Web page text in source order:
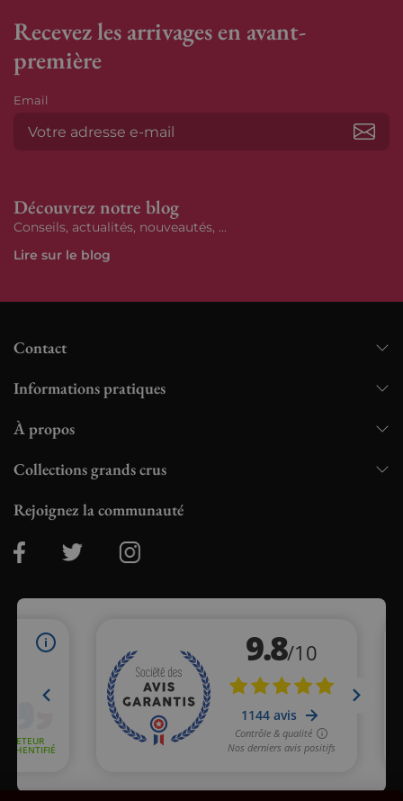
Recevez les arrivages en avant-
première
Email
Découvrez notre blog
Conseils, actualités, nouveautés, ...
Lire sur le blog
Contact
Informations pratiques
À propos
Collections grands crus
Rejoignez la communauté